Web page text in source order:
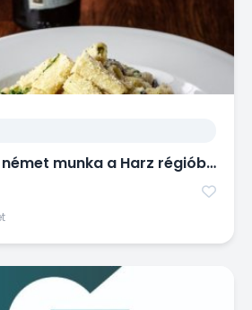
9/1. Felszolgáló német munka a Harz régióban